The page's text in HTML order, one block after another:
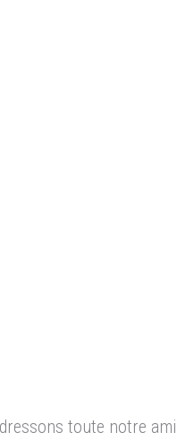
toute notre